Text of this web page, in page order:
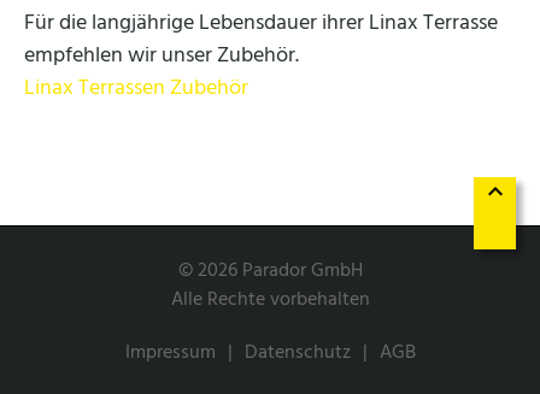
Für die langjährige Lebensdauer ihrer Linax Terrasse
empfehlen wir unser Zubehör.
Linax Terrassen Zubehör
keyboard_arrow_up
© 2026 Parador GmbH
Alle Rechte vorbehalten
Impressum
Datenschutz AGB